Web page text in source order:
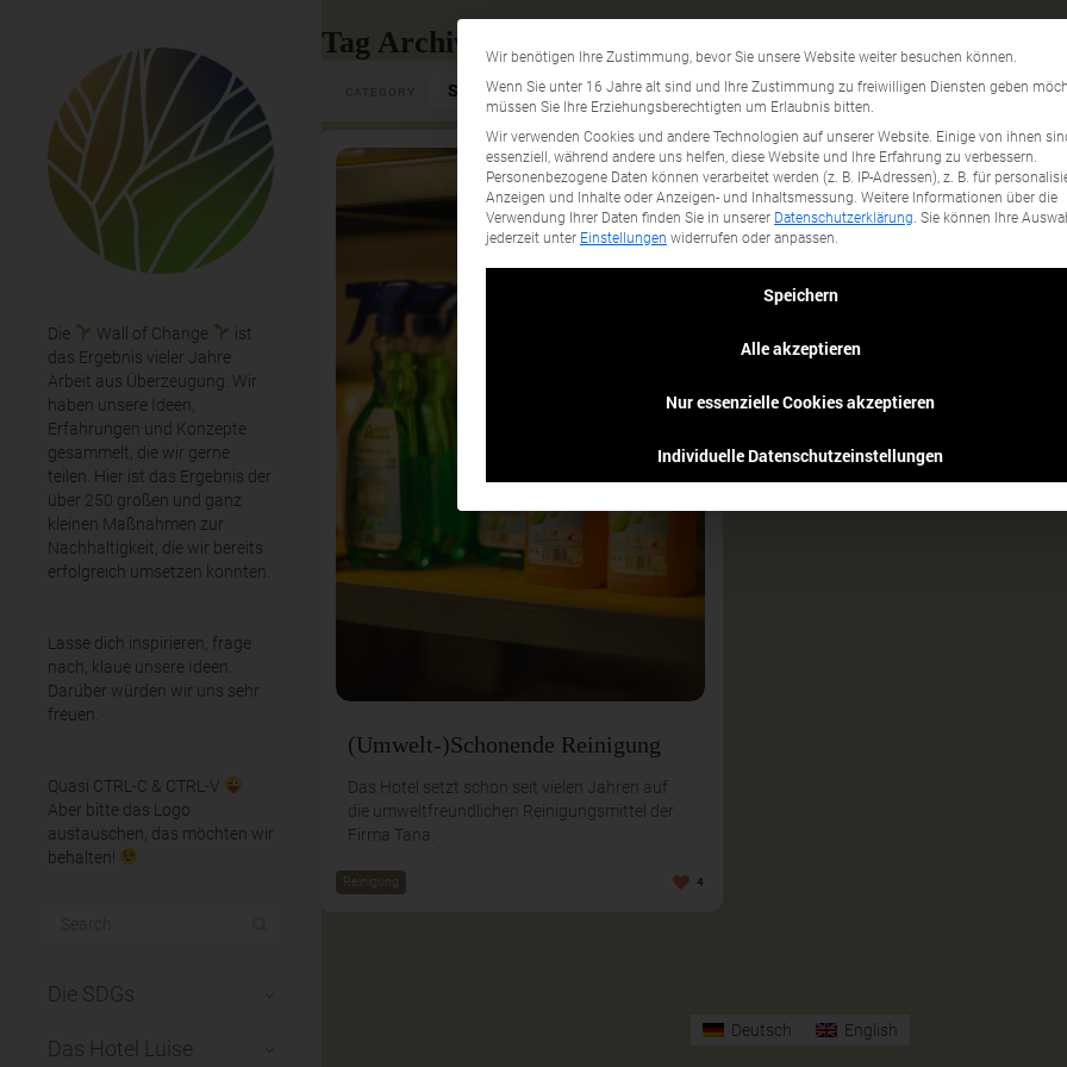
Die Wall of Change
ist
das Ergebnis vieler Jahre
Arbeit aus Überzeugung. Wir
haben unsere Ideen,
Erfahrungen und Konzepte
gesammelt, die wir gerne
teilen. Hier ist das Ergebnis der
über 250 großen und ganz
kleinen Maßnahmen zur
Nachhaltigkeit, die wir bereits
erfolgreich umsetzen konnten.
Lasse dich inspirieren, frage
nach, klaue unsere Ideen.
Darüber würden wir uns sehr
freuen.
Quasi CTRL-C & CTRL-V
Aber bitte das Logo
austauschen, das möchten wir
behalten!
Die SDGs
Das Hotel Luise
Tag Archives: Tana
Select Category...
(Umwelt-)Schonende Reinigung
Das Hotel setzt schon seit vielen Jahren auf
die umweltfreundlichen Reinigungsmittel der
Firma Tana.
Reinigung 4
Wir benötigen Ihre Zustimmung, bevor Sie unsere Website weiter besuchen können.
Wenn Sie unter 16 Jahre alt sind und Ihre Zustimmung zu freiwilligen Diensten geben
müssen Sie Ihre Erziehungsberechtigten um Erlaubnis bitten.
Wir verwenden Cookies und andere Technologien auf unserer Website. Einige von ihnen
essenziell, während andere uns helfen, diese Website und Ihre Erfahrung zu verbessern.
Personenbezogene Daten können verarbeitet werden (z. B. IP-Adressen), z. B. für
Anzeigen und Inhalte oder Anzeigen- und Inhaltsmessung. Weitere Informationen über die
Verwendung Ihrer Daten finden Sie in unserer Datenschutzerklärung. Sie können Ihre
jederzeit unter Einstellungen widerrufen oder anpassen.
Speichern
Alle akzeptieren
Nur essenzielle Cookies akzeptieren
Individuelle Datenschutzeinstellungen
Deutsch English